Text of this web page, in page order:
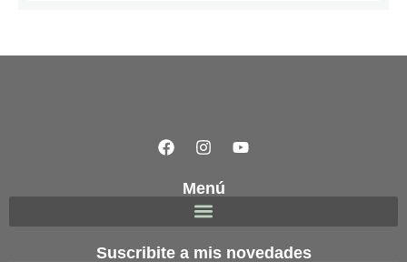
Menú
Suscribite a mis novedades